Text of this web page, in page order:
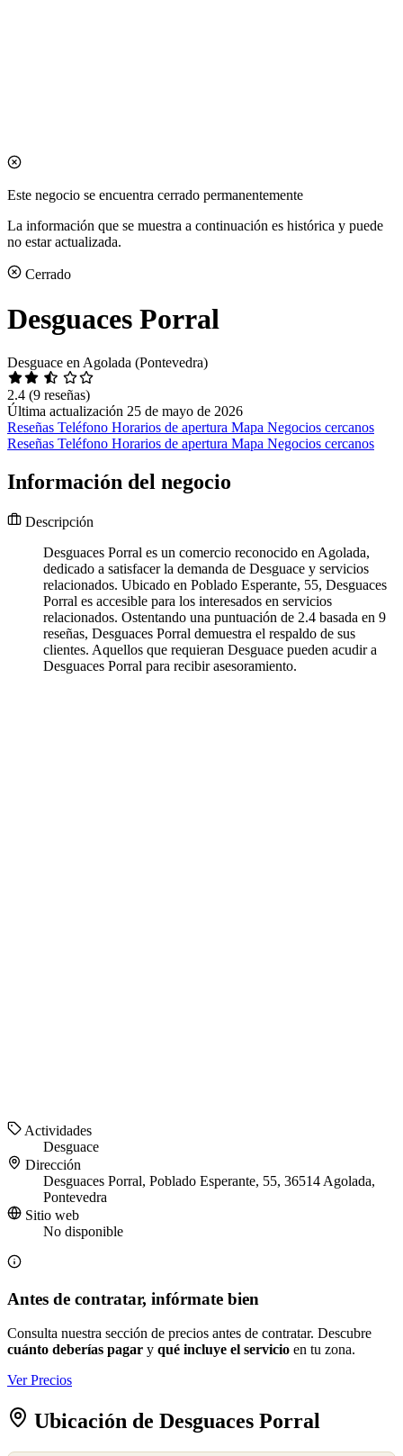
Este negocio se encuentra cerrado permanentemente
La información que se muestra a continuación es histórica y puede
no estar actualizada.
Cerrado
Desguaces Porral
Desguace en Agolada (Pontevedra)
2.4 (9 reseñas)
Última actualización 25 de mayo de 2026
Reseñas Teléfono Horarios de apertura Mapa Negocios cercanos
Reseñas Teléfono Horarios de apertura Mapa Negocios cercanos
Información del negocio
Descripción
Desguaces Porral es un comercio reconocido en Agolada,
dedicado a satisfacer la demanda de Desguace y servicios
relacionados. Ubicado en Poblado Esperante, 55, Desguaces
Porral es accesible para los interesados en servicios
relacionados. Ostentando una puntuación de 2.4 basada en 9
reseñas, Desguaces Porral demuestra el respaldo de sus
clientes. Aquellos que requieran Desguace pueden acudir a
Desguaces Porral para recibir asesoramiento.
Actividades
Desguace
Dirección
Desguaces Porral, Poblado Esperante, 55, 36514 Agolada,
Pontevedra
Sitio web
No disponible
Antes de contratar, infórmate bien
Consulta nuestra sección de precios antes de contratar. Descubre
cuánto deberías pagar y qué incluye el servicio en tu zona.
Ver Precios
Ubicación de Desguaces Porral